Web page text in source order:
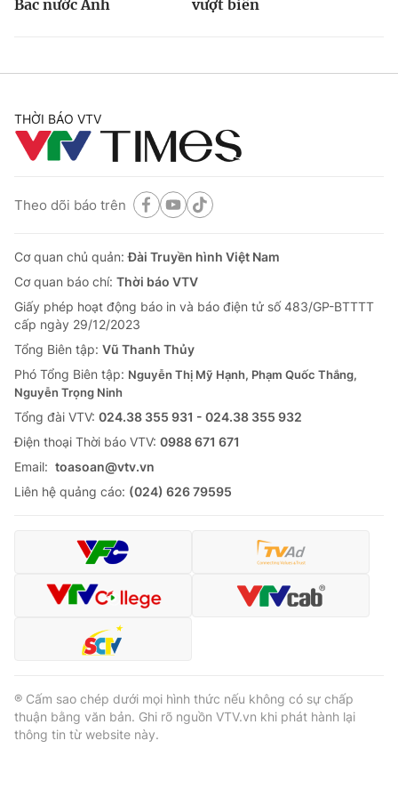
Bắc nước Anh vượt biên
THỜI BÁO VTV
Theo dõi báo trên
Cơ quan chủ quản:Đài Truyền hình Việt Nam
Cơ quan báo chí: Thời báo VTV
Giấy phép hoạt động báo in và báo điện tử số 483/GP-BTTTT
cấp ngày 29/12/2023
Tổng Biên tập: Vũ Thanh Thủy
Phó Tổng Biên tập: Nguyễn Thị Mỹ Hạnh, Phạm Quốc Thắng,
Nguyễn Trọng Ninh
Tổng đài VTV: 024.38 355 931 - 024.38 355 932
Ðiện thoại Thời báo VTV: 0988 671 671
Email: toasoan@vtv.vn
Liên hệ quảng cáo: (024) 626 79595
® Cấm sao chép dưới mọi hình thức nếu không có sự chấp
thuận bằng văn bản. Ghi rõ nguồn VTV.vn khi phát hành lại
thông tin từ website này.